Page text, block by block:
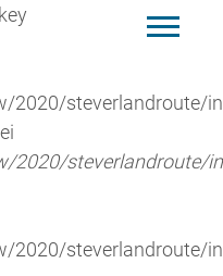
steverlandroute/
steverlandroute/
steverlandroute/